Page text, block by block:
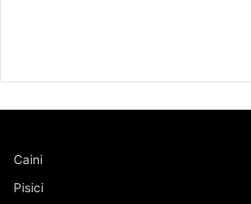
Caini
Pisici